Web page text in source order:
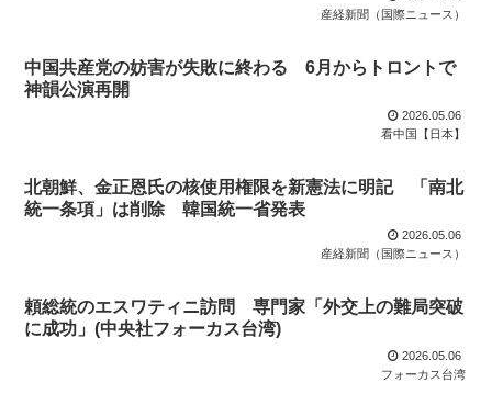
産経新聞（国際ニュース）
中国共産党の妨害が失敗に終わる 6月からトロントで
神韻公演再開
2026.05.06
看中国【日本】
北朝鮮、金正恩氏の核使用権限を新憲法に明記 「南北
統一条項」は削除 韓国統一省発表
2026.05.06
産経新聞（国際ニュース）
頼総統のエスワティニ訪問 専門家「外交上の難局突破
に成功」(中央社フォーカス台湾)
2026.05.06
フォーカス台湾